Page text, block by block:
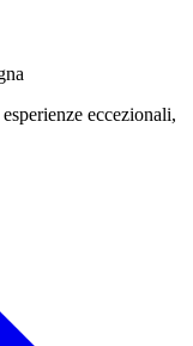
eccezionali,